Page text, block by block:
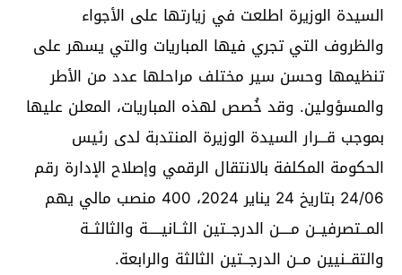
السيدة الوزيرة اطلعت في زيارتها على الأجواء
والظروف التي تجري فيها المباريات والتي يسهر على
تنظيمها وحسن سير مختلف مراحلها عدد من الأطر
والمسؤولين. وقد خُصص لهذه المباريات، المعلن عليها
بموجب قـــرار السيدة الوزيرة المنتدبة لدى رئيس
الحكومة المكلفة بالانتقال الرقمي وإصلاح الإدارة رقم
24/06 بتاريخ 24 يناير 2024، 400 منصب مالي يهم
المــتصرفيــن مــــن الدرجــتين الثــانيـــــة والثالثــة
والتقــنيين مــن الدرجــتين الثالثة والرابعة.